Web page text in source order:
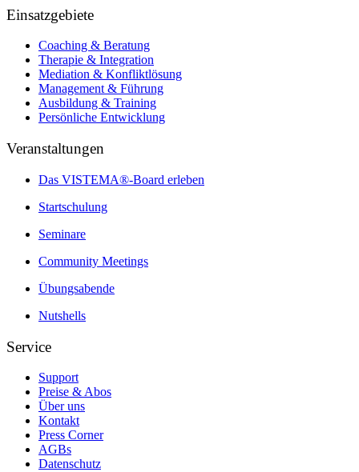
Einsatzgebiete
Coaching & Beratung
Therapie & Integration
Mediation & Konfliktlösung
Management & Führung
Ausbildung & Training
Persönliche Entwicklung
Veranstaltungen
Das VISTEMA®-Board erleben
Startschulung
Seminare
Community Meetings
Übungsabende
Nutshells
Service
Support
Preise & Abos
Über uns
Kontakt
Press Corner
AGBs
Datenschutz